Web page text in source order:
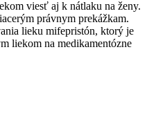
viesť aj k nátlaku na ženy.
právnym prekážkam.
lieku mifepristón, ktorý je
liekom na medikamentózne